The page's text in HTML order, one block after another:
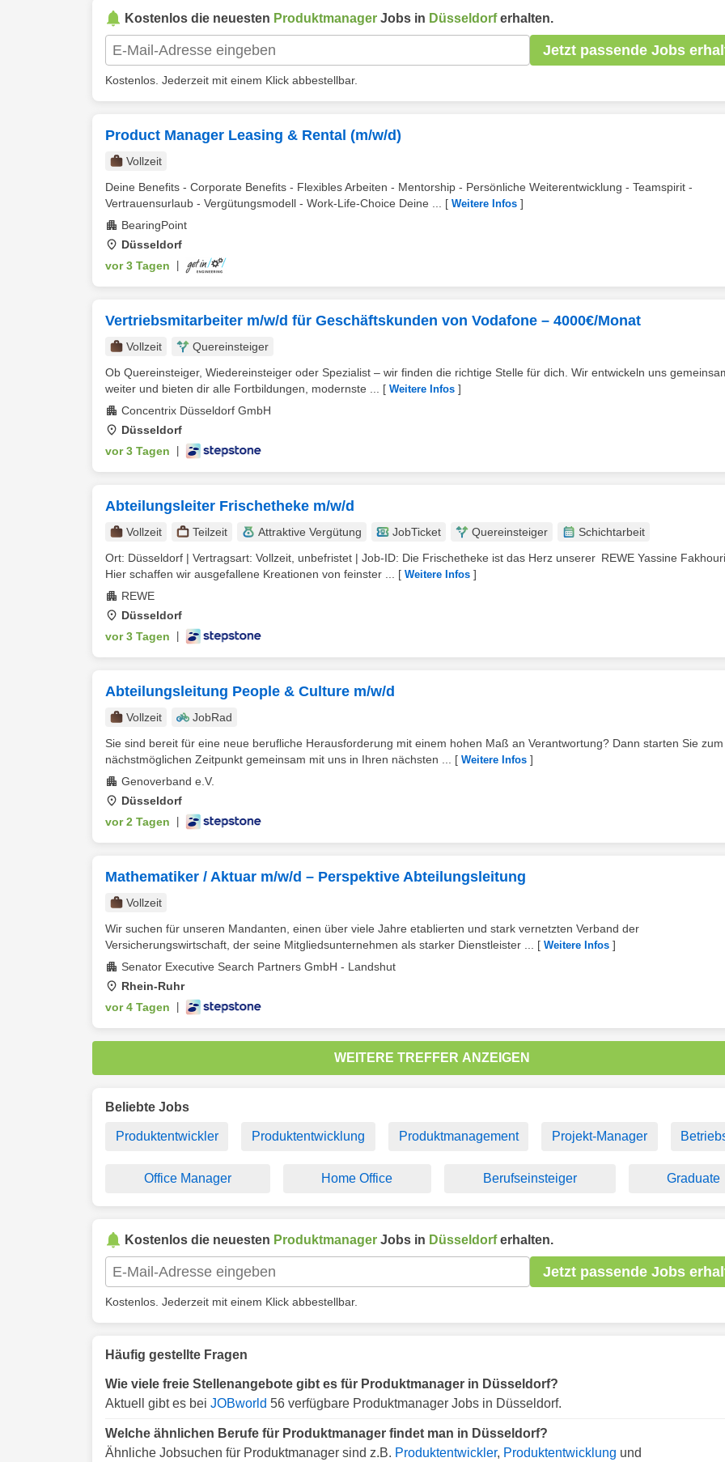
Kostenlos die neuesten Produktmanager Jobs in Düsseldorferhalten.
Jetzt passende Jobs
Kostenlos. Jederzeit mit einem Klick abbestellbar.
Product Manager Leasing & Rental (m/w/d)
Vollzeit
Deine Benefits - Corporate Benefits - Flexibles Arbeiten - Mentorship - Persönliche Weiterentwicklung - Teamspirit -
Vertrauensurlaub - Vergütungsmodell - Work-Life-Choice Deine ...
[ Weitere Infos ]
BearingPoint
Düsseldorf
vor 3 Tagen
Vertriebsmitarbeiter m/w/d für Geschäftskunden von Vodafone – 4000€/Monat
Vollzeit
Quereinsteiger
Ob Quereinsteiger, Wiedereinsteiger oder Spezialist – wir finden die richtige Stelle für dich. Wir entwickeln uns
weiter und bieten dir alle Fortbildungen, modernste ...
[ Weitere Infos ]
Concentrix Düsseldorf GmbH
Düsseldorf
vor 3 Tagen
Abteilungsleiter Frischetheke m/w/d
Vollzeit Teilzeit Attraktive Vergütung JobTicket Quereinsteiger
Schichtarbeit
Ort: Düsseldorf | Vertragsart: Vollzeit, unbefristet | Job-ID: Die Frischetheke ist das Herz unserer REWE Yassine Fakhouri
Hier schaffen wir ausgefallene Kreationen von feinster ...
[ Weitere Infos ]
REWE
Düsseldorf
vor 3 Tagen
Abteilungsleitung People & Culture m/w/d
Vollzeit
JobRad
Sie sind bereit für eine neue berufliche Herausforderung mit einem hohen Maß an Verantwortung? Dann starten Sie zum
nächstmöglichen Zeitpunkt gemeinsam mit uns in Ihren nächsten ...
[ Weitere Infos ]
Genoverband e.V.
Düsseldorf
vor 2 Tagen
Mathematiker / Aktuar m/w/d – Perspektive Abteilungsleitung
Vollzeit
Wir suchen für unseren Mandanten, einen über viele Jahre etablierten und stark vernetzten Verband der
Versicherungswirtschaft, der seine Mitgliedsunternehmen als starker Dienstleister ...
[ Weitere Infos ]
Senator Executive Search Partners GmbH - Landshut
Rhein-Ruhr
vor 4 Tagen
WEITERE TREFFER ANZEIGEN
Beliebte Jobs
Produktentwickler Produktentwicklung Produktmanagement Projekt-Manager
Office Manager Home Office Berufseinsteiger Graduate
Kostenlos die neuesten Produktmanager Jobs in Düsseldorferhalten.
Jetzt passende Jobs
Kostenlos. Jederzeit mit einem Klick abbestellbar.
Häufig gestellte Fragen
Wie viele freie Stellenangebote gibt es für Produktmanager in Düsseldorf?
Aktuell gibt es bei JOBworld 56 verfügbare Produktmanager Jobs in Düsseldorf.
Welche ähnlichen Berufe für Produktmanager findet man in Düsseldorf?
Ähnliche Jobsuchen für Produktmanager sind z.B. Produktentwickler, Produktentwicklung und